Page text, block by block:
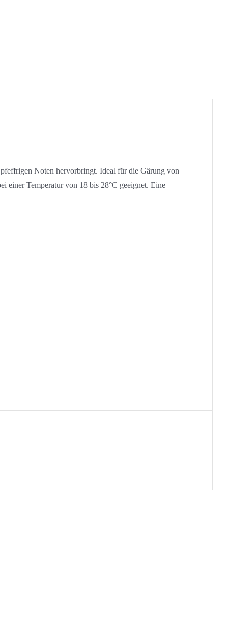
Noten hervorbringt. Ideal für die Gärung von
einer Temperatur von 18 bis 28°C geeignet. Eine